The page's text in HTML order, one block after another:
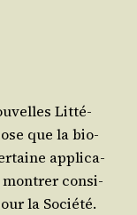
Lit­té­
que la bio­
appli­ca­
mon­trer consi­
la Socié­té.